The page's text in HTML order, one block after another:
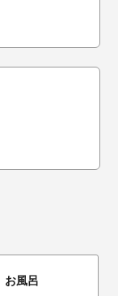
お風呂